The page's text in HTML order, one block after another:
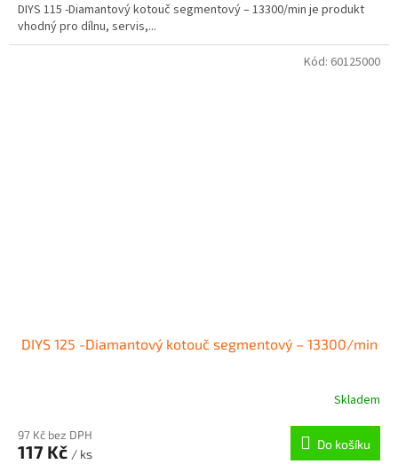
DIYS 115 -Diamantový kotouč segmentový – 13300/min je produkt
vhodný pro dílnu, servis,...
DIYS 125 -Diamantový kotouč segmentový – 13300/min
Skladem
97 Kč bez DPH
117 Kč / ks
Do košíku
Kód: 60125000